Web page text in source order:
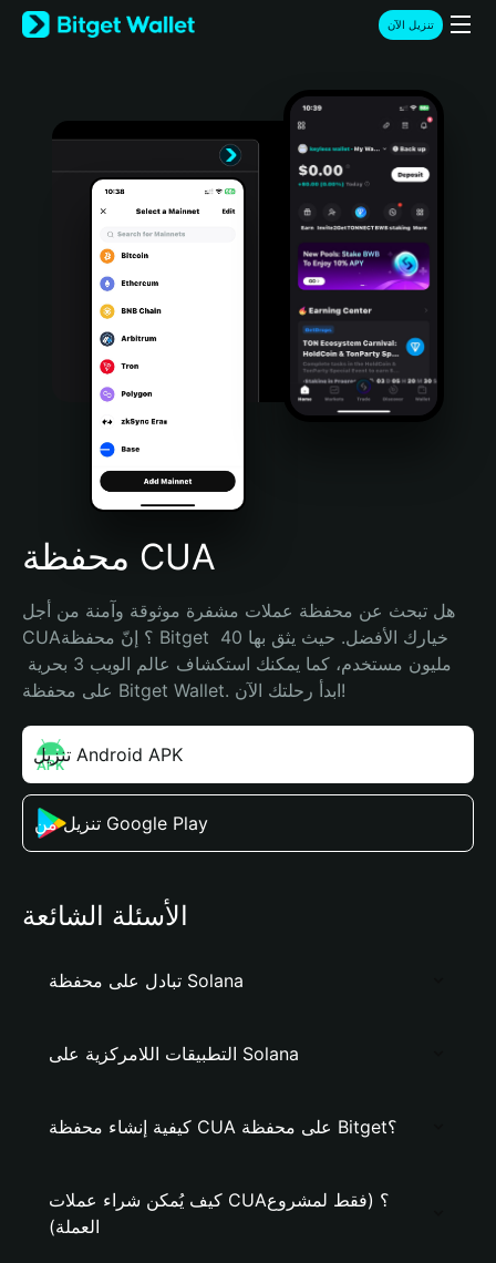
English
日本語
Türkçe
Português (Portugal)
Bahasa Indonesia
Português (Brasil)
Español (Argentina)
تنزيل الآن
محفظة CUA
هل تبحث عن محفظة عملات مشفرة موثوقة وآمنة من أجل
CUA؟ إنّ محفظة Bitget خيارك الأفضل. حيث يثق بها 40
على محفظة Bitget Wallet. ابدأ رحلتك الآن!
تنزيل Android APK
تنزيل من Google Play
الأسئلة الشائعة
تبادل على محفظة Solana
التطبيقات اللامركزية على Solana
كيفية إنشاء محفظة CUA على محفظة Bitget؟
كيف يُمكن شراء عملات CUA؟ (فقط لمشروع
العملة)